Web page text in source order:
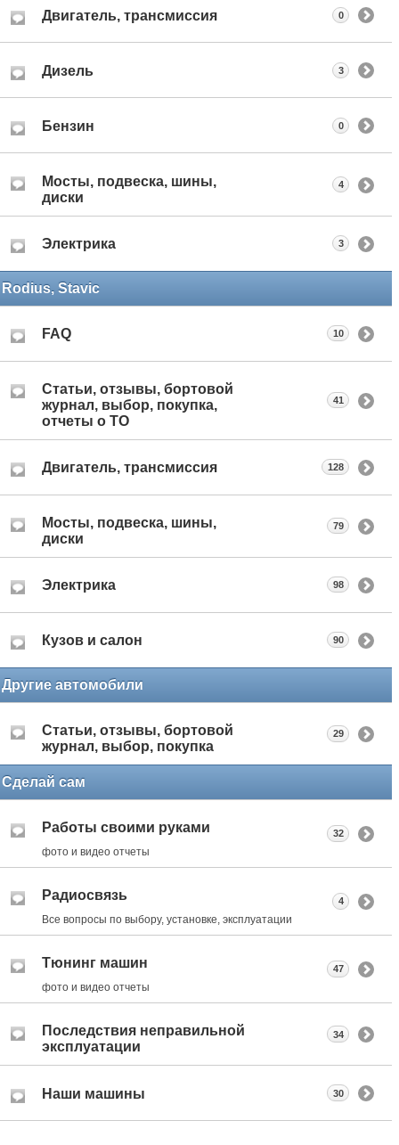
Двигатель, трансмиссия 0
Дизель 3
Бензин 0
Мосты, подвеска, шины,
диски
4
Электрика 3
Rodius, Stavic
FAQ 10
Статьи, отзывы, бортовой
журнал, выбор, покупка,
отчеты о ТО
41
Двигатель, трансмиссия 128
Мосты, подвеска, шины,
диски
79
Электрика 98
Кузов и салон 90
Другие автомобили
Статьи, отзывы, бортовой
журнал, выбор, покупка
29
Сделай сам
Работы своими руками
фото и видео отчеты
32
Радиосвязь
Все вопросы по выбору, установке, эксплуатации
4
Тюнинг машин
фото и видео отчеты
47
Последствия неправильной
эксплуатации
34
Наши машины 30